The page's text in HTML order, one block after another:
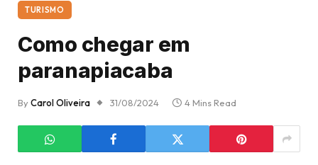
TURISMO
Como chegar em
paranapiacaba
ByCarol Oliveira 31/08/2024 4 Mins Read